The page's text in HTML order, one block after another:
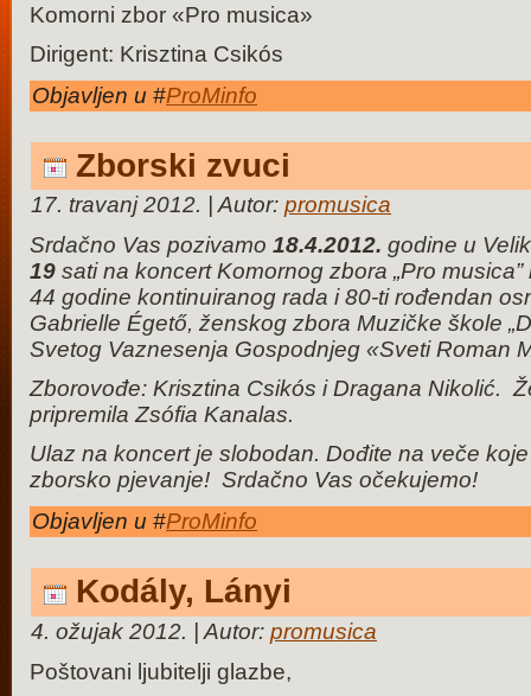
Komorni zbor «Pro musica»
Dirigent: Krisztina Csikós
Objavljen u #ProMinfo
Zborski zvuci
17. travanj 2012. | Autor: promusica
Srdačno Vas pozivamo 18.4.2012. godine u
19 sati na koncertKomornog zbora „Pro
44 godine kontinuiranog rada i 80-ti rođendan
Gabrielle Égető, ženskog zbora Muzičke škole
Svetog Vaznesenja Gospodnjeg «Sveti Roman
Zborovođe: Krisztina Csikós i Dragana Nikolić.
pripremila Zsófia Kanalas.
Ulaz na koncert je slobodan. Dođite na veče
zborsko pjevanje! Srdačno Vas očekujemo!
Objavljen u #ProMinfo
Kodály, Lányi
4. ožujak 2012. | Autor: promusica
Poštovani ljubitelji glazbe,